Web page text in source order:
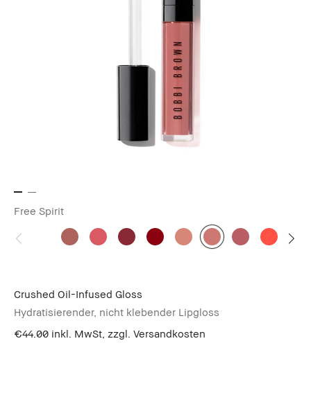
Free Spirit
Crushed Oil-Infused Gloss
Hydratisierender, nicht klebender Lipgloss
€44.00 inkl. MwSt, zzgl. Versandkosten